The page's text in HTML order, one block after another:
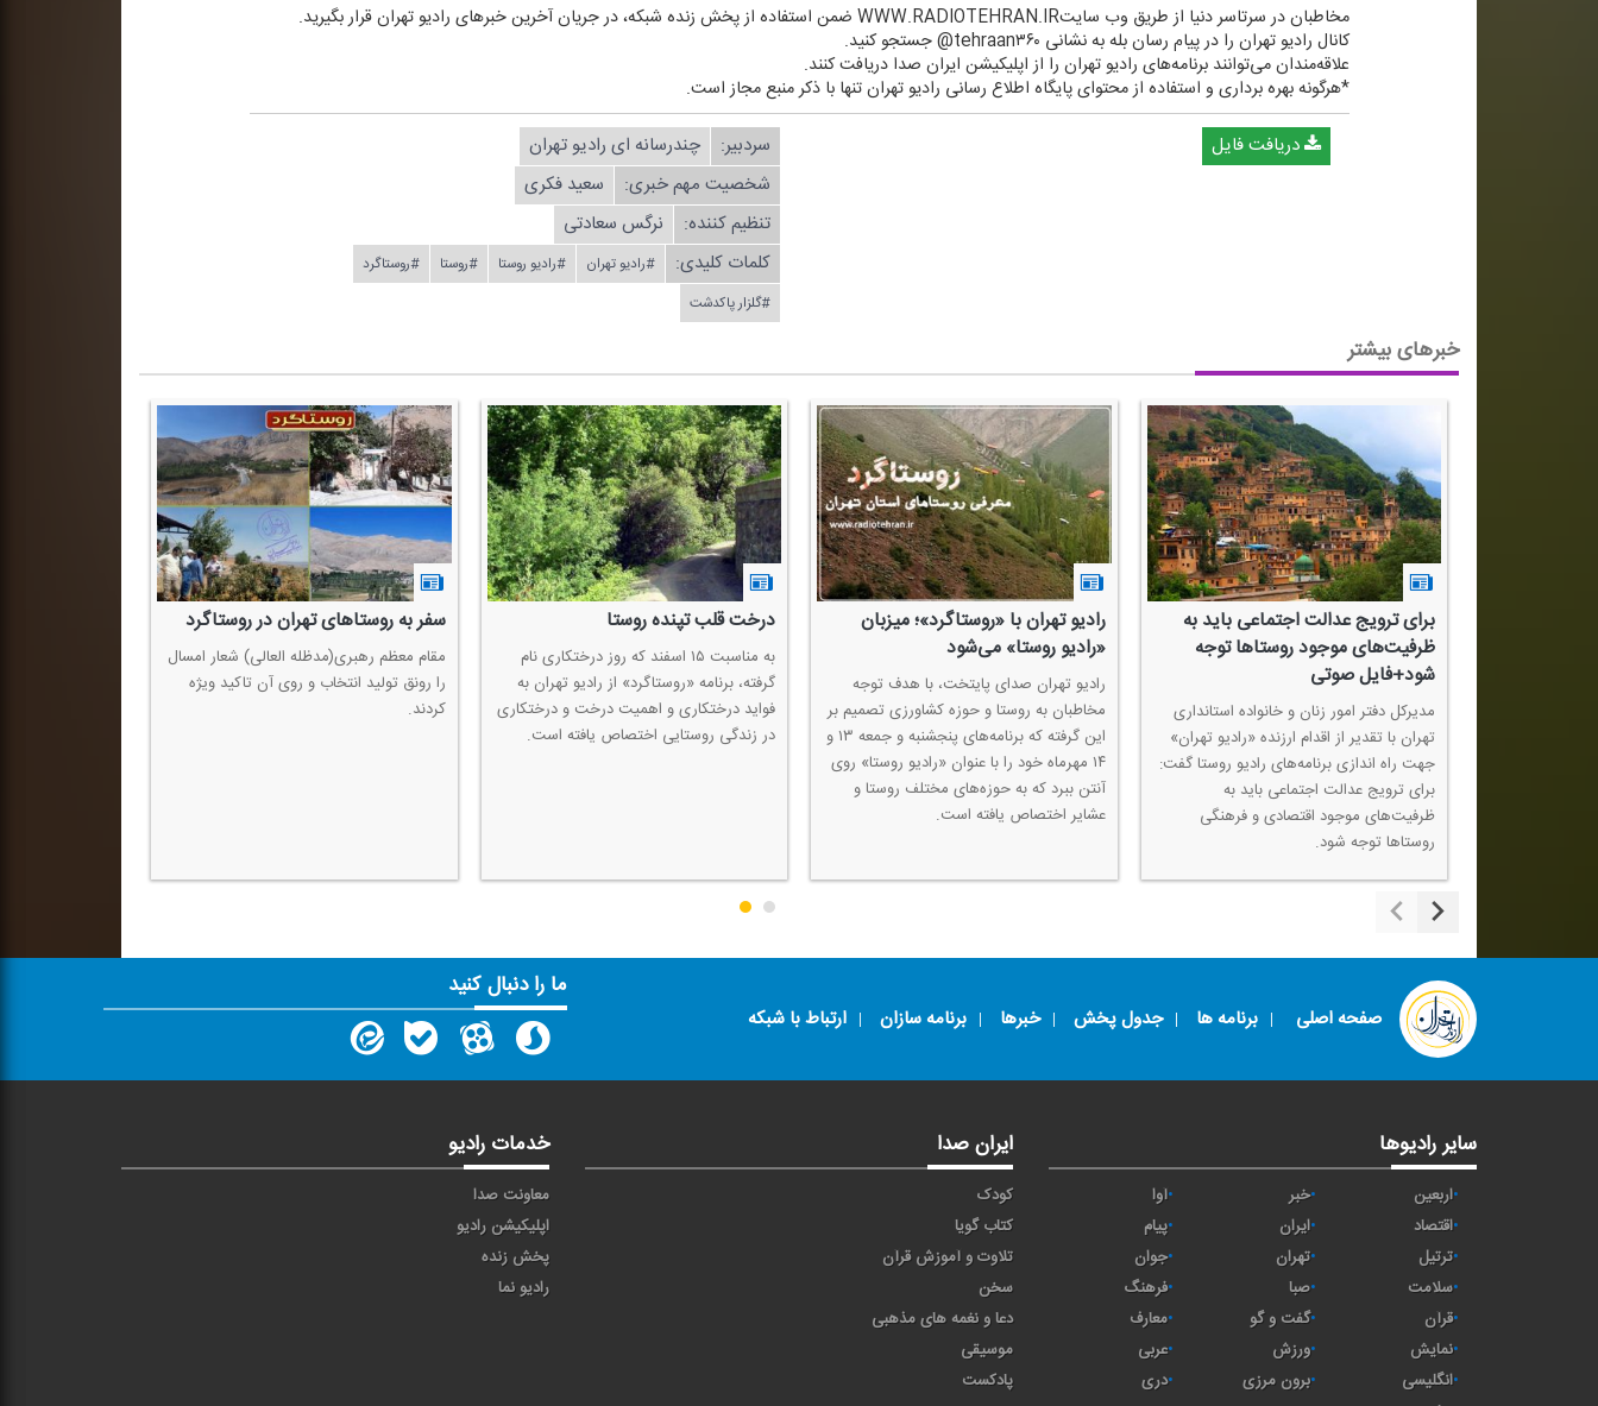
مخاطبان در سرتاسر دنیا از طریق وب سایتWWW.RADIOTEHRAN.IR ضمن استفاده از پخش زنده شبكه، در جریان آخرین خبرهای رادیو تهران قرار بگیرید.
كانال رادیو تهران را در پیام رسان بله به نشانی tehraan۳۶۰@ جستجو كنید.
علاقه‌مندان می‌توانند برنامه‌های رادیو تهران را از اپلیكیشن ایران صدا دریافت كنند.
*هرگونه بهره برداری و استفاده از محتوای پایگاه اطلاع رسانی رادیو تهران تنها با ذكر منبع مجاز است.
دریافت فایل
سردبیر:
چندرسانه ای رادیو تهران
شخصیت مهم خبری:
سعید فكری
تنظیم كننده:
نرگس سعادتی
کلمات کلیدی:
#رادیو تهران #رادیو روستا #روستا
#روستاگرد
#گلزار پاكدشت
خبرهای بیشتر
برای ترویج عدالت اجتماعی باید به
ظرفیت‌های موجود روستاها توجه
شود+فایل صوتی
مدیركل دفتر امور زنان و خانواده استانداری
تهران با تقدیر از اقدام ارزنده «رادیو تهران»
جهت راه اندازی برنامه‌های رادیو روستا گفت:
برای ترویج عدالت اجتماعی باید به
ظرفیت‌های موجود اقتصادی و فرهنگی
روستاها توجه شود.
رادیو تهران با «روستاگرد»؛ میزبان
«رادیو روستا» می‌شود
رادیو تهران صدای پایتخت، با هدف توجه
مخاطبان به روستا و حوزه كشاورزی تصمیم بر
این گرفته كه برنامه‌های پنجشنبه و جمعه ۱۳ و
۱۴ مهرماه خود را با عنوان «رادیو روستا» روی
آنتن ببرد كه به حوزه‌های مختلف روستا و
عشایر اختصاص یافته است.
درخت قلب تپنده روستا
به مناسبت ۱۵ اسفند كه روز درختكاری نام
گرفته، برنامه «روستاگرد» از رادیو تهران به
فواید درختكاری و اهمیت درخت و درختكاری
در زندگی روستایی اختصاص یافته است.
سفر به روستاهای تهران در روستاگرد
مقام معظم رهبری(مدظله العالی) شعار امسال
را رونق تولید انتخاب و روی آن تاكید ویژه
كردند.
صفحه اصلی برنامه ها جدول پخش خبرها برنامه سازان ارتباط با شبکه
ما را دنبال کنید
سایر رادیوها
اربعین خبر
آوا
اقتصاد
ايران
پیام
ترتیل
تهران
جوان
سلامت
صبا
فرهنگ
قرآن
گفت و گو
معارف
نمایش
ورزش
عربی
انگلیسی
برون مرزی
دری
ایران صدا
کودک
کتاب گویا
تلاوت و آموزش قرآن
سخن
دعا و نغمه های مذهبی
موسیقی
پادکست
خدمات رادیو
معاونت صدا
اپلیکیشن رادیو
پخش زنده
رادیو نما